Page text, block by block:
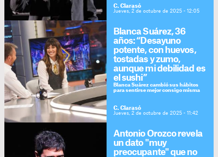
C. Clarasó
Jueves, 2 de octubre de 2025 - 12:05
Blanca Suárez, 36
años: “Desayuno
potente, con huevos,
tostadas y zumo,
aunque mi debilidad es
el sushi”
Blanca Suárez cambió sus hábitos
para sentirse mejor consigo misma
C. Clarasó
Jueves, 2 de octubre de 2025 - 11:42
Antonio Orozco revela
un dato "muy
preocupante" que no